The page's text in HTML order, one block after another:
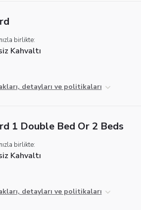
birlikte:
Kahvaltı
detayları ve politikaları
1 Double Bed Or 2 Beds
birlikte:
Kahvaltı
detayları ve politikaları